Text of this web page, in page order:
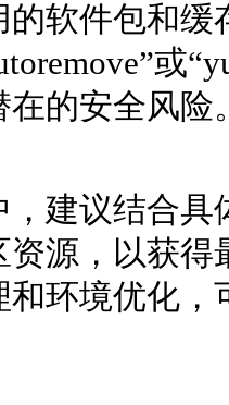
件包和缓
或
的安全风险
议结合具
源，以获
环境优化